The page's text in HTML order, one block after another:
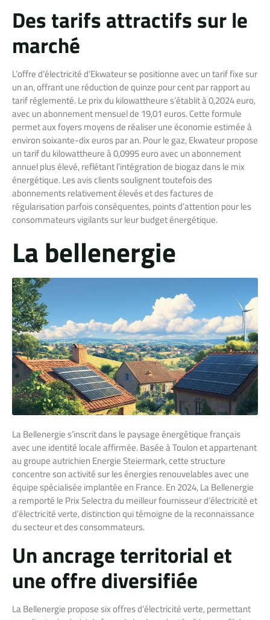
Des tarifs attractifs sur le
marché
L’offre d’électricité d’Ekwateur se positionne avec un tarif fixe sur
un an, offrant une réduction de quinze pour cent par rapport au
tarif réglementé. Le prix du kilowattheure s’établit à 0,2024 euro,
avec un abonnement mensuel de 19,01 euros. Cette formule
permet aux foyers moyens de réaliser une économie estimée à
environ soixante-dix euros par an. Pour le gaz, Ekwateur propose
un tarif du kilowattheure à 0,0995 euro avec un abonnement
annuel plus élevé, reflétant l’intégration de biogaz dans le mix
énergétique. Les avis clients soulignent toutefois des
abonnements relativement élevés et des factures de
régularisation parfois conséquentes, points d’attention pour les
consommateurs vigilants sur leur budget énergétique.
La bellenergie
La Bellenergie s’inscrit dans le paysage énergétique français
avec une identité locale affirmée. Basée à Toulon et appartenant
au groupe autrichien Energie Steiermark, cette structure
concentre son activité sur les énergies renouvelables avec une
équipe spécialisée implantée en France. En 2024, La Bellenergie
a remporté le Prix Selectra du meilleur fournisseur d’électricité et
d’électricité verte, distinction qui témoigne de la reconnaissance
du secteur et des consommateurs.
Un ancrage territorial et
une offre diversifiée
La Bellenergie propose six offres d’électricité verte, permettant